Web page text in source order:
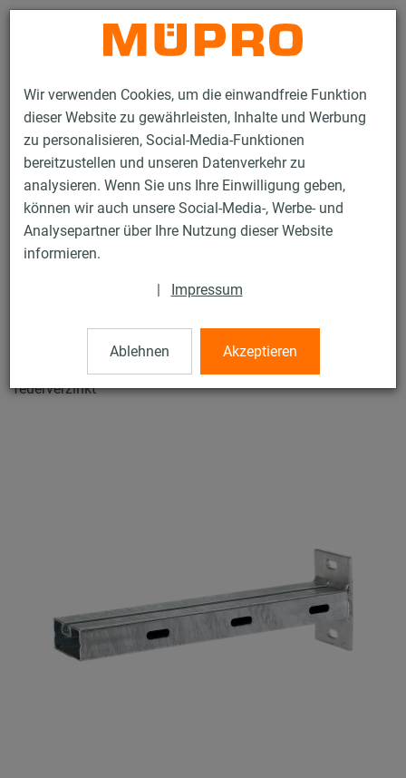
Wir verwenden Cookies, um die einwandfreie Funktion
dieser Website zu gewährleisten, Inhalte und Werbung
zu personalisieren, Social-Media-Funktionen
bereitzustellen und unseren Datenverkehr zu
analysieren. Wenn Sie uns Ihre Einwilligung geben,
können wir auch unsere Social-Media-, Werbe- und
Analysepartner über Ihre Nutzung dieser Website
informieren.
| Impressum
Ablehnen Akzeptieren
Kontakt
Produkte Befestigungstechnik
Lüftungsbefestigung
Feuerverzinkte Produkte für die Lüftungsbefestigung
MPT-Konsolen Q50
MPT-Konsolen Q50
feuerverzinkt